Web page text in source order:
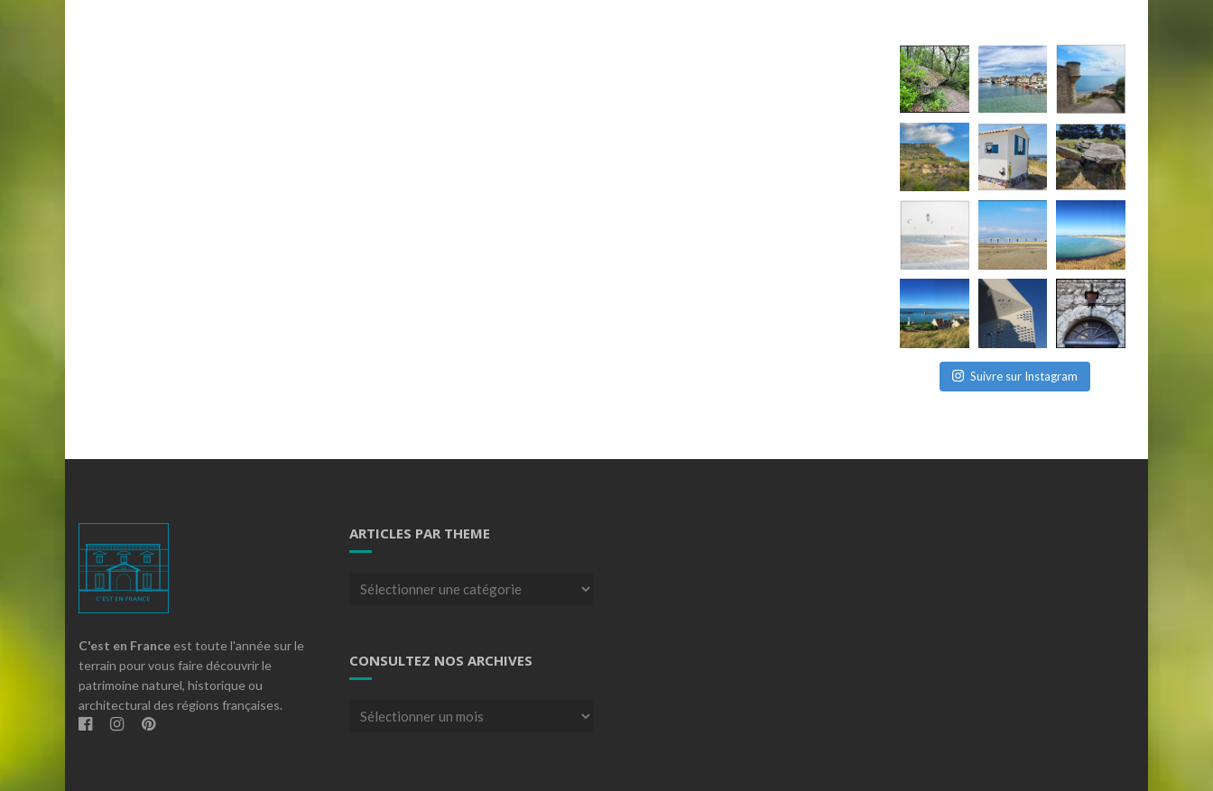
Suivre sur Instagram
C'est en France est toute l'année sur le
terrain pour vous faire découvrir le
patrimoine naturel, historique ou
architectural des régions françaises.
ARTICLES PAR THEME
Articles
CONSULTEZ NOS ARCHIVES
Consultez